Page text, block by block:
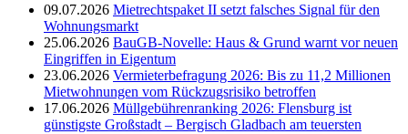
09.07.2026 Mietrechtspaket II setzt falsches Signal für den
Wohnungsmarkt
25.06.2026 BauGB-Novelle: Haus & Grund warnt vor neuen
Eingriffen in Eigentum
23.06.2026 Vermieterbefragung 2026: Bis zu 11,2 Millionen
Mietwohnungen vom Rückzugsrisiko betroffen
17.06.2026 Müllgebührenranking 2026: Flensburg ist
günstigste Großstadt – Bergisch Gladbach am teuersten